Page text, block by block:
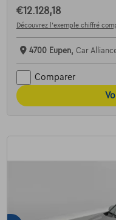
€12.128,18
Découvrez l’exemple chiffré
4700 Eupen, Car
Comparer